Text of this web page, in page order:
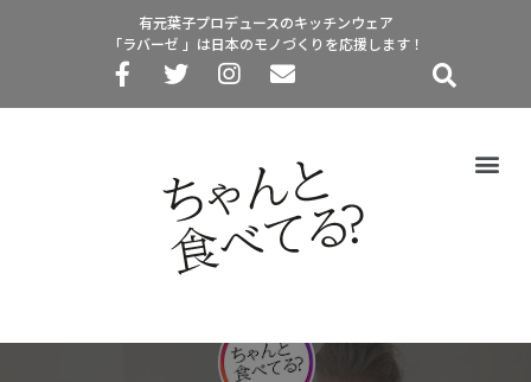
有元葉子プロデュースのキッチンウェア
「ラバーゼ 」は日本のモノづくりを応援します！